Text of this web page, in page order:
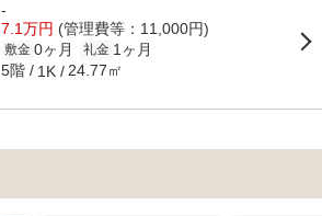
-
7.1万円 (管理費等：11,000円)
敷金 0ヶ月 礼金 1ヶ月
5階 1K 24.77㎡